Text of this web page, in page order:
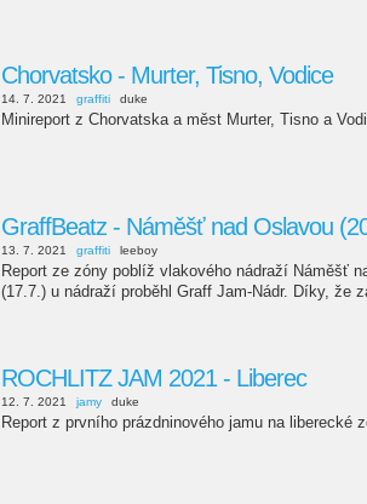
Chorvatsko - Murter, Tisno, Vodice
14. 7. 2021 graffiti duke
Minireport z Chorvatska a měst Murter, Tisno a
GraffBeatz - Náměšť nad Oslavou
13. 7. 2021 graffiti leeboy
Report ze zóny poblíž vlakového nádraží Náměšť
(17.7.) u nádraží proběhl Graff Jam-Nádr. Díky, že
ROCHLITZ JAM 2021 - Liberec
12. 7. 2021 jamy duke
Report z prvního prázdninového jamu na liberecké